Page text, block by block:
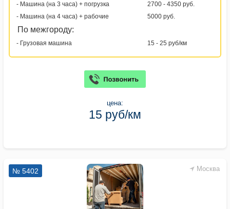
- Машина (на 3 часа) + погрузка
2700 - 4350 руб.
- Машина (на 4 часа) + рабочие
5000 руб.
По межгороду:
- Грузовая машина 15 - 25 руб/км
цена:
15 руб/км
Москва
№ 5402